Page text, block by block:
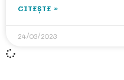
CITEȘTE »
24/03/2023